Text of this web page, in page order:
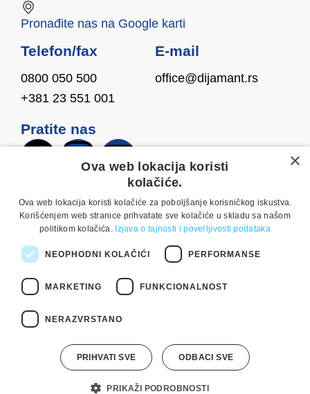
Pronađite nas na Google karti
Telefon/fax
0800 050 500
+381 23 551 001
E-mail
office@dijamant.rs
Pratite nas
Copyright © 2025 Dijamant doo Zrenjanin. Sva prava
pridržana. Izrada:weblogic
Opšte odredbe i uslovi korišćenja
Izjava o tajnosti i poverljivosti podataka
Etički kodeks
Opšte odredbe i uslovi korišćenja
Kontakt
Etički kodeks
×
Ova web lokacija koristi
kolačiće.
Ova web lokacija koristi kolačiće za poboljšanje korisničkog iskustva.
Korišćenjem web stranice prihvatate sve kolačiće u skladu sa našom
politikom kolačića. Izjava o tajnosti i poverljivosti podataka
NEOPHODNI KOLAČIĆI PERFORMANSE
MARKETING FUNKCIONALNOST
NERAZVRSTANO
PRIHVATI SVE ODBACI SVE
PRIKAŽI PODROBNOSTI